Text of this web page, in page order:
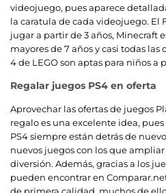
videojuego, pues aparece
la caratula de cada videojuego. El
jugar a partir de 3 años, Minecraft
mayores de 7 años y casi todas
4 de LEGO son aptas para niños a
Regalar juegos PS4 en oferta
Aprovechar las ofertas de juegos
regalo es una excelente idea,
PS4 siempre están detrás de
nuevos juegos con los que
diversión. Además, gracias a los
pueden encontrar en